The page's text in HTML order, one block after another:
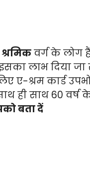
वर्ग के लोग
लाभ दिया जा
ए-श्रम कार्ड
ही साथ 60 वर्ष
बता दें